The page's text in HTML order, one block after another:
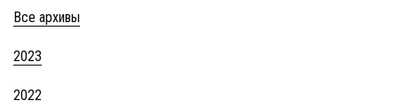
Все архивы
2023
2022